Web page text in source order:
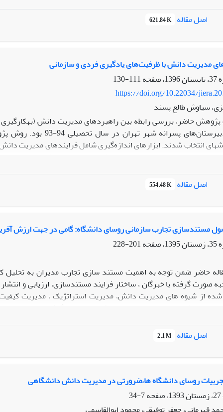
شد. اعتبار و روایی داده­های پژوهش، از نظرات خبرگان
استراتژی مدیریت دانش در دانشگاه ؛ مدیران عالی دانشگاه
می سازند.
اصل مقاله 621.84 K
مدیریت دانش با ظرفیت‌های یادگیری فردی و سازمانی
111-130
https://doi.org/10.22034/
سیاوش طالع پسند
حاضر، بررسی رابطه بین راهبردهای مدیریت دانش
با ظرفیت یادگیری فردی و ظرفیت یادگیری سازمانی رابطه مثبت و
بر ظرفیت یادگیری فردی و مؤلفه‌ بازیابی دانش، بر ظرفیت یادگیری
سازمانی (متغیرهای میانجی) رابطه دوسویه برقرار نیست.
اصل مقاله 554.48 K
مستندسازی تجارب سازمانی روسای دانشگاه: گامی در جهت ارزش
201-228
حاضر ضمن توجه به اهمیت مستند سازی تجارب مدیران به
صورت گرفته با خبرگان ، ساختار فرایند مستندسازی، ارزیابی و
از شیوه های مدیریت دانش، مدیریت استراتژیک ، مدیریت
خاطره نویسی، سخنرانی، تهیه فیلم و... الهام گرفته است و
پایش ،کنترل،تسهیم. هریک از این مراحل نیز به فعالیت ها و سپس گام
اصل مقاله 2.1 M
روسای دانشگاه ها،ضرورتی در مدیریت دانش دانشگاهی
7-34